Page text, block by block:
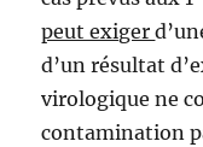
peut exiger
d’un résultat
virologique ne
contamination